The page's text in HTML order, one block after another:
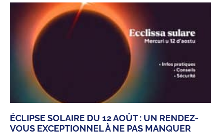
ÉCLIPSE SOLAIRE DU 12 AOÛT : UN RENDEZ-
VOUS EXCEPTIONNEL À NE PAS MANQUER